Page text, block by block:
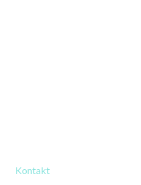
Kontakt